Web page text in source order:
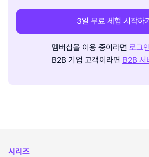
3일 무료 체험 시작하
멤버십을 이용 중이라면 로그
B2B 기업 고객이라면 B2B 서
시리즈